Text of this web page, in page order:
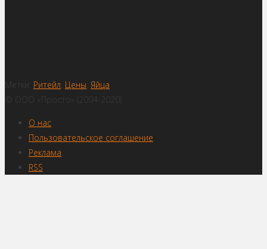
Метки: Ритейл Цены Яйца
© ООО «Просто» (2004-2020)
О нас
Пользовательское соглашение
Реклама
RSS